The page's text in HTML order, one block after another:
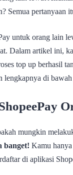
Semua pertanyaan
untuk orang lain
Dalam artikel ini,
top up berhasil
lengkapnya di
mungkin
banget! Kamu
di aplikasi